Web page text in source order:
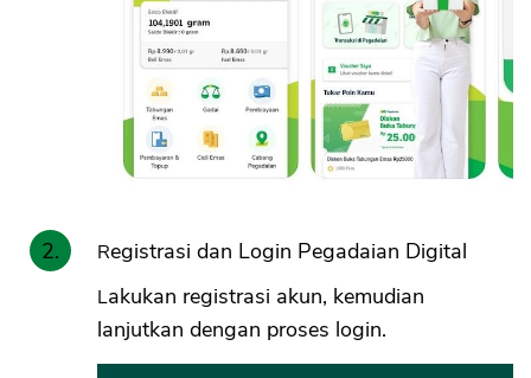
Registrasi dan Login Pegadaian Digital
Lakukan registrasi akun, kemudian
lanjutkan dengan proses login.